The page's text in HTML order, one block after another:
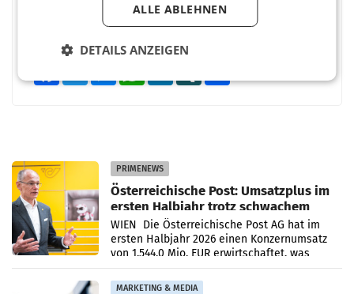
PRIMENEWS
Österreichische Post: Umsatzplus im
ersten Halbjahr trotz schwachem
Briefgeschäft
WIEN Die Österreichische Post AG hat im
ersten Halbjahr 2026 einen Konzernumsatz
von 1.544,0 Mio. EUR erwirtschaftet, was
einem Plus von 3,8 Prozent gegenüber dem
Vergleichszeitraum
MARKETING & MEDIA
ALLE ABLEHNEN
DETAILS ANZEIGEN